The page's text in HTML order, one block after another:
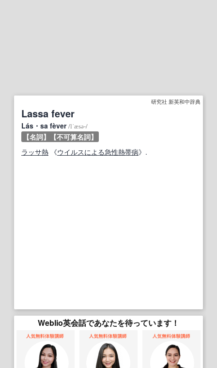
研究社 新英和中辞典
Lassa fever
Lás・sa fèver /lˈæsə‐/
【名詞】
【不可算名詞】
ラッサ熱 《ウイルスによる急性熱帯病》.
Weblio英会話であなたを待っています！